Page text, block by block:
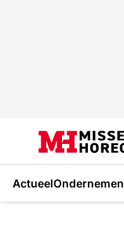
ActueelOndernemen